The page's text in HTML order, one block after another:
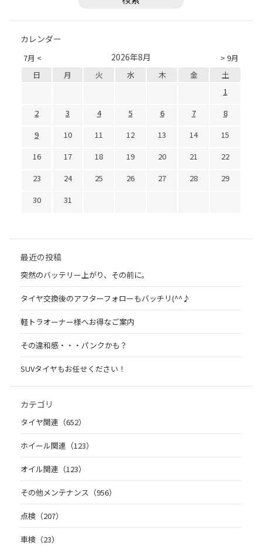
カレンダー
7月 < > 9月
2026年8月
日 月 火 水 木 金
土
1
2
3 4 5 6 7
8
9
10 11 12 13 14
15
16
17 18 19 20 21
22
23
24 25 26 27 28
29
30
31
最近の投稿
突然のバッテリー上がり、その前に。
タイヤ交換後のアフターフォローもバッチリ(^^♪
軽トラオーナー様へお得なご案内
その違和感・・・パンクかも？
SUVタイヤもお任せください！
カテゴリ
タイヤ関連（652）
ホイール関連（123）
オイル関連（123）
その他メンテナンス（956）
点検（207）
車検（23）